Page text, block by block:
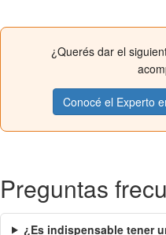
¿Querés dar el
Conocé el Experto
Preguntas
¿Es indispensable tener